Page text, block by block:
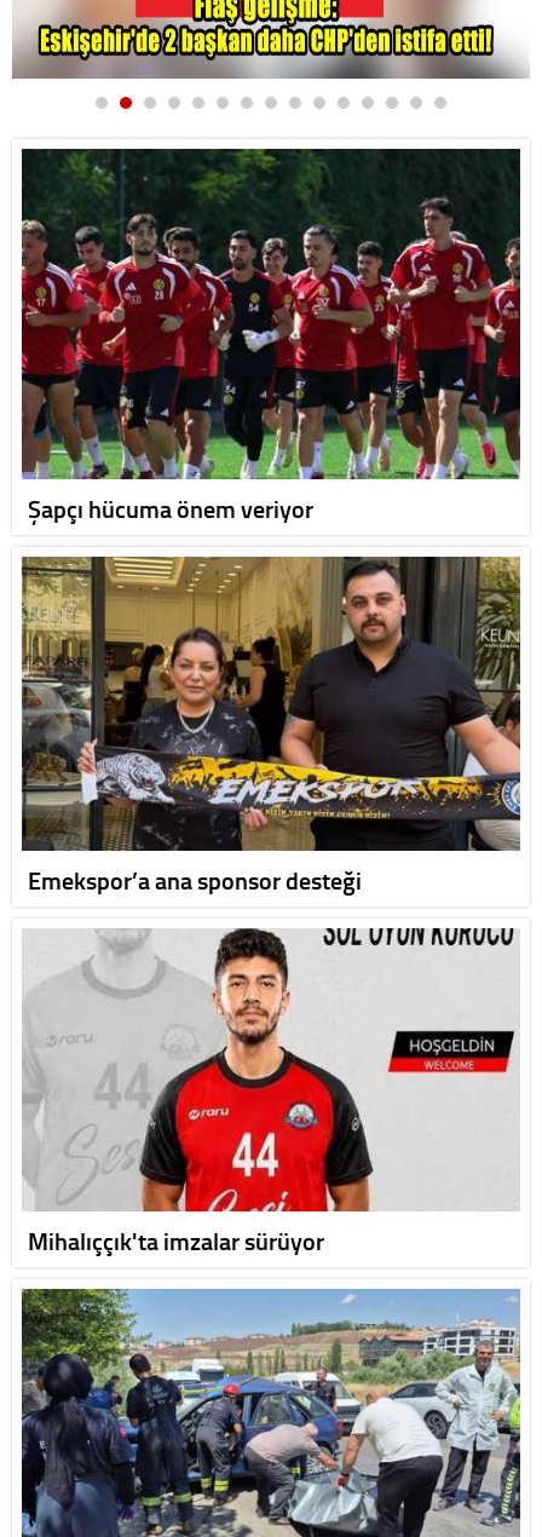
Şapçı hücuma önem veriyor
Emekspor’a ana sponsor desteği
Mihalıççık'ta imzalar sürüyor